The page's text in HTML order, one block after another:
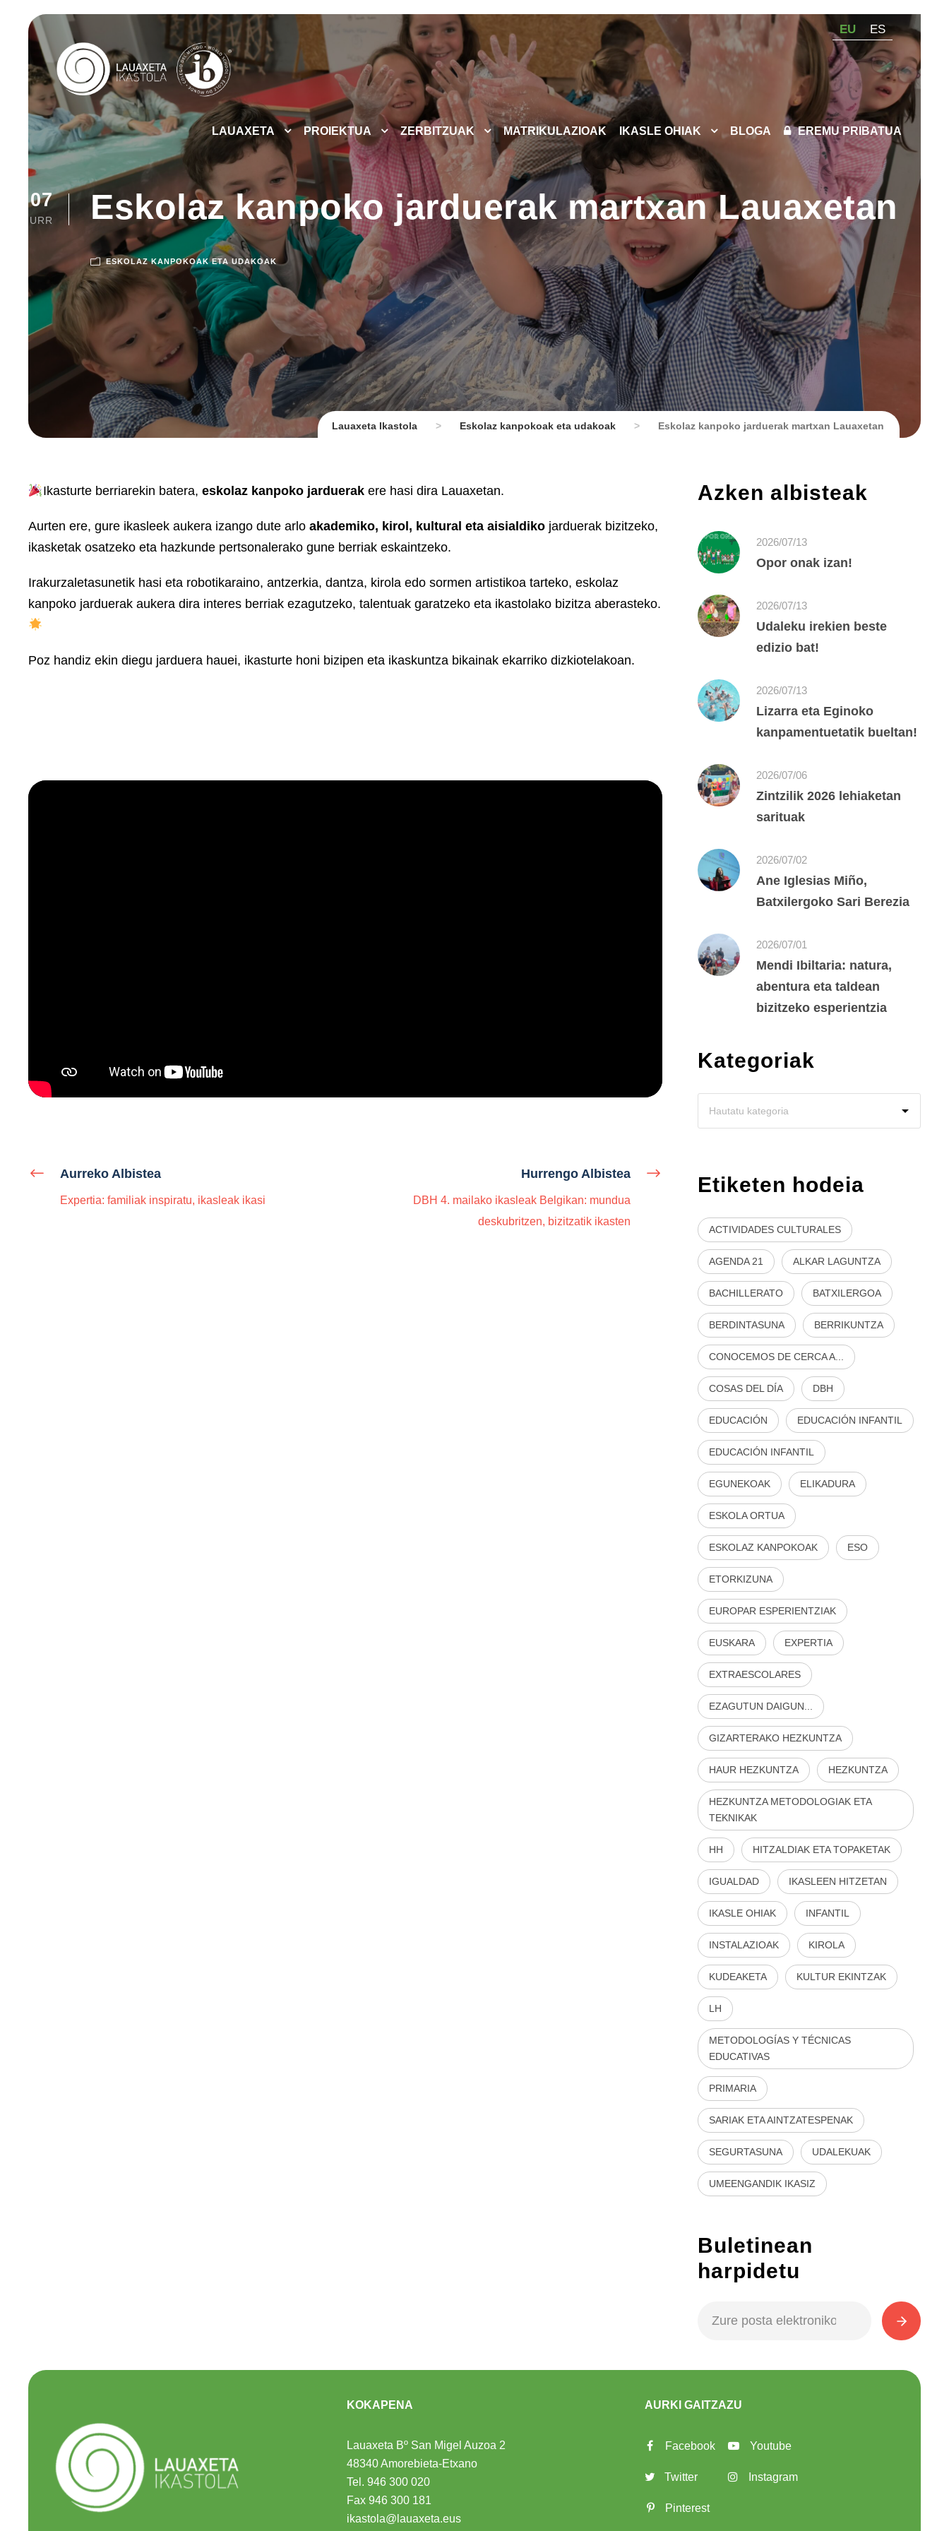
EU ES
LAUAXETA PROIEKTUA ZERBITZUAK MATRIKULAZIOAK IKASLE OHIAK BLOGA EREMU PRIBATUA
07
URR Eskolaz kanpoko jarduerak martxan Lauaxetan
ESKOLAZ KANPOKOAK ETA UDAKOAK
Lauaxeta Ikastola > Eskolaz kanpokoak eta udakoak > Eskolaz kanpoko jarduerak martxan Lauaxetan
Ikasturte berriarekin batera, eskolaz kanpoko jarduerakere hasi dira Lauaxetan.
Aurten ere, gure ikasleek aukera izango dute arlo akademiko, kirol, kultural eta aisialdiko jarduerak bizitzeko,
ikasketak osatzeko eta hazkunde pertsonalerako gune berriak eskaintzeko.
Irakurzaletasunetik hasi eta robotikaraino, antzerkia, dantza, kirola edo sormen artistikoa tarteko, eskolaz
kanpoko jarduerak aukera dira interes berriak ezagutzeko, talentuak garatzeko eta ikastolako bizitza aberasteko.
Poz handiz ekin diegu jarduera hauei, ikasturte honi bizipen eta ikaskuntza bikainak ekarriko dizkiotelakoan.
Aurreko Albistea
Expertia: familiak inspiratu, ikasleak ikasi
Hurrengo Albistea
DBH 4. mailako ikasleak Belgikan: mundua
deskubritzen, bizitzatik ikasten
Azken albisteak
2026/07/13
Opor onak izan!
2026/07/13
Udaleku irekien beste
edizio bat!
2026/07/13
Lizarra eta Eginoko
kanpamentuetatik bueltan!
2026/07/06
Zintzilik 2026 lehiaketan
sarituak
2026/07/02
Ane Iglesias Miño,
Batxilergoko Sari Berezia
2026/07/01
Mendi Ibiltaria: natura,
abentura eta taldean
bizitzeko esperientzia
Kategoriak
Etiketen hodeia
ACTIVIDADES CULTURALES
AGENDA 21 ALKAR LAGUNTZA
BACHILLERATO BATXILERGOA
BERDINTASUNA BERRIKUNTZA
CONOCEMOS DE CERCA A...
COSAS DEL DÍA DBH
EDUCACIÓN EDUCACIÓN INFANTIL
EDUCACIÓN INFANTIL
EGUNEKOAK ELIKADURA
ESKOLA ORTUA
ESKOLAZ KANPOKOAK ESO
ETORKIZUNA
EUROPAR ESPERIENTZIAK
EUSKARA EXPERTIA
EXTRAESCOLARES
EZAGUTUN DAIGUN...
GIZARTERAKO HEZKUNTZA
HAUR HEZKUNTZA HEZKUNTZA
HEZKUNTZA METODOLOGIAK ETA
TEKNIKAK
HH HITZALDIAK ETA TOPAKETAK
IGUALDAD IKASLEEN HITZETAN
IKASLE OHIAK INFANTIL
INSTALAZIOAK KIROLA
KUDEAKETA KULTUR EKINTZAK
LH
METODOLOGÍAS Y TÉCNICAS
EDUCATIVAS
PRIMARIA
SARIAK ETA AINTZATESPENAK
SEGURTASUNA UDALEKUAK
UMEENGANDIK IKASIZ
Buletinean
harpidetu
KOKAPENA
Lauaxeta Bº San Migel Auzoa 2
48340 Amorebieta-Etxano
Tel.946 300 020
Fax 946 300 181
ikastola@lauaxeta.eus
AURKI GAITZAZU
Facebook
Twitter
Pinterest
Youtube
Instagram